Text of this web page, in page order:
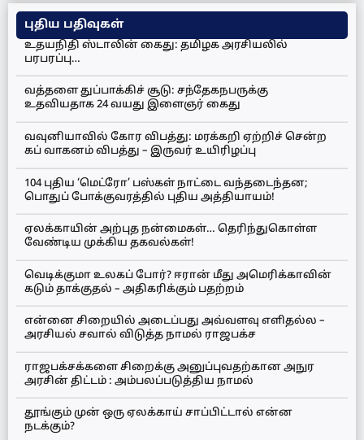
புதிய பதிவுகள்
உதயநிதி ஸ்டாலின் கைது: தமிழக அரசியலில்
பரபரப்பு…
வத்தளை துப்பாக்கிச் சூடு: சந்தேகநபருக்கு
உதவியதாக 24 வயது இளைஞர் கைது
வவுனியாவில் கோர விபத்து: மரக்கறி ஏற்றிச் சென்ற
கப் வாகனம் விபத்து – இருவர் உயிரிழப்பு
104 புதிய ‘மெட்ரோ’ பஸ்கள் நாட்டை வந்தடைந்தன;
பொதுப் போக்குவரத்தில் புதிய அத்தியாயம்!
ஏலக்காயின் அற்புத நன்மைகள்… தெரிந்துகொள்ள
வேண்டிய முக்கிய தகவல்கள்!
வெடிக்குமா உலகப் போர்? ஈரான் மீது அமெரிக்காவின்
கடும் தாக்குதல் – அதிகரிக்கும் பதற்றம்
என்னை சிறையில் அடைப்பது அவ்வளவு எளிதல்ல –
அரசியல் சவால் விடுத்த நாமல் ராஜபக்ச
ராஜபக்சக்களை சிறைக்கு அனுப்புவதற்கான அநுர
அரசின் திட்டம் : அம்பலப்படுத்திய நாமல்
தூங்கும் முன் ஒரு ஏலக்காய் சாப்பிட்டால் என்ன
நடக்கும்?